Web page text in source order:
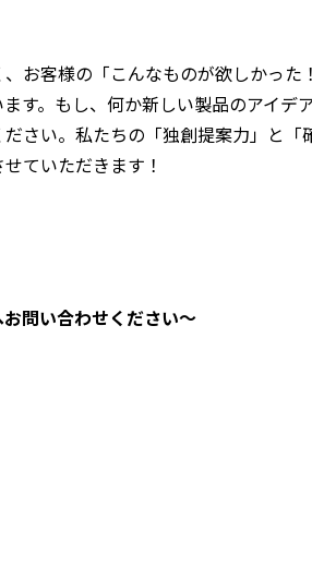
お客様の「こんなものが欲しかっ
す。もし、何か新しい製品のアイデ
さい。私たちの「独創提案力」と
ていただきます！
問い合わせください～